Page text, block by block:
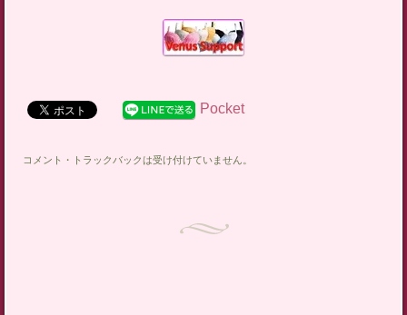
Pocket
コメント・トラックバックは受け付けていません。